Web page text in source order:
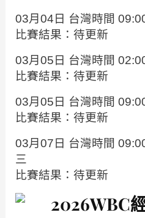
03月04日 台灣時間
比賽結果：待更新
03月05日 台灣時間
比賽結果：待更新
03月05日 台灣時間
比賽結果：待更新
03月07日 台灣時間
三
比賽結果：待更新